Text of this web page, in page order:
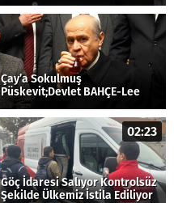
Çay’a Sokulmuş
Püskevit;Devlet BAHÇE-Lee
02:23
Göç İdaresi Salıyor Kontrolsüz
Şekilde Ülkemiz İstila Ediliyor